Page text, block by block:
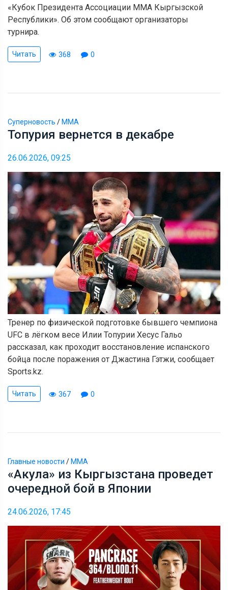
«Кубок Президента Ассоциации ММА Кыргызской
Республики». Об этом сообщают организаторы
турнира.
Читать 368 0
Суперновость / ММА
Топурия вернется в декабре
26.06.2026, 09:25
Тренер по физической подготовке бывшего чемпиона
UFC в лёгком весе Илии Топурии Хесус Гальо
рассказал, как проходит восстановление испанского
бойца после поражения от Джастина Гэтжи, сообщает
Sports.kz.
Читать 367 0
Главные новости / ММА
«Акула» из Кыргызстана проведет
очередной бой в Японии
24.06.2026, 17:45